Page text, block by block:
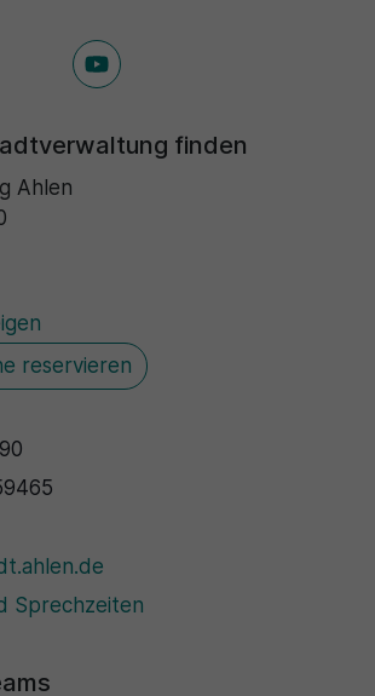
finden
Ahlen
reservieren
Sprechzeiten